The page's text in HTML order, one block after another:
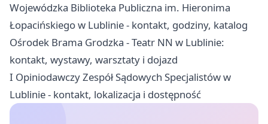
Wojewódzka Biblioteka Publiczna im. Hieronima
Łopacińskiego w Lublinie - kontakt, godziny, katalog
Ośrodek Brama Grodzka - Teatr NN w Lublinie:
kontakt, wystawy, warsztaty i dojazd
I Opiniodawczy Zespół Sądowych Specjalistów w
Lublinie - kontakt, lokalizacja i dostępność